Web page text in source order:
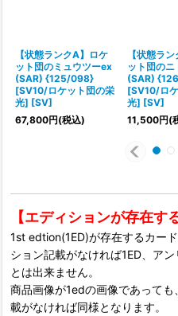
【状態ランクA】ロケ
ット団のミュウツーex
(SAR) {125/098}
[SV10/ロケット団の栄
光] [SV]
67,800円(税込)
【状態ラ
ット団の
(SAR)
[SV10/ロ
光] [SV]
11,500円(
【エディションが存在す
1st edtion(1ED)が存在するカー
ション記載がなければ1ED、ア
とは出来ません。
商品画像が1edの画像であって
載がなければ同様となります。